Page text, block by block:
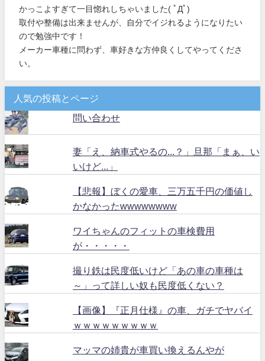
かっこよすぎて一目惚れしちゃいました( ﾟДﾟ)
取付や整備は出来ませんが、自分でイジれるようになりたい
ので勉強中です！
メーカー車種に問わず、車好きな方仲良くしてやってくださ
い。
人気の投稿とページ
問い合わせ
妻「え、納車式やるの...？」旦那「まぁ、い
いけど...」
【悲報】ぼくの愛車、三万五千円の価値し
かなかったwwwwwwww
ワイちゃんのフィットの車検費用
が・・・・・
撮り鉄は民度低いけど「あの車の車種は
～」って詳しい奴も民度低くない？
【画像】『正月仕様』の車、ガチでヤバイ
ｗｗｗｗｗｗｗｗｗ
マッマの姉貴が車買い換えるんやが